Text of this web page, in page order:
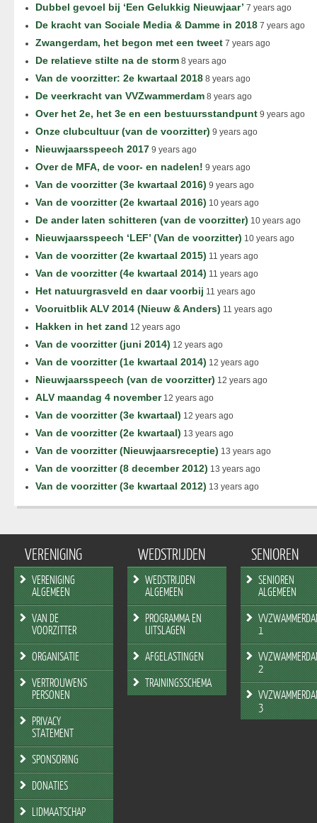
Dubbel gevoel bij ‘Een Gelukkig Nieuwjaar’ 7 years ago
De kracht van Sociale Media & Damme in 2018 7 years ago
Zwangerdam, het begon met een tweet 7 years ago
De relatieve stilte na de storm 8 years ago
Van de voorzitter: 2e kwartaal 2018 8 years ago
De veerkracht van VVZwammerdam 8 years ago
Over het 2e, het 3e en een bestuursstandpunt 9 years ago
Onze clubcultuur (van de voorzitter) 9 years ago
Nieuwjaarsspeech 2017 9 years ago
Over de MFA, de voor- en nadelen! 9 years ago
Van de voorzitter (3e kwartaal 2016) 9 years ago
Van de voorzitter (2e kwartaal 2016) 10 years ago
De ander laten schitteren (van de voorzitter) 10 years ago
Nieuwjaarsspeech ‘LEF’ (Van de voorzitter) 10 years ago
Van de voorzitter (2e kwartaal 2015) 11 years ago
Van de voorzitter (4e kwartaal 2014) 11 years ago
Het natuurgrasveld en daar voorbij 11 years ago
Vooruitblik ALV 2014 (Nieuw & Anders) 11 years ago
Hakken in het zand 12 years ago
Van de voorzitter (juni 2014) 12 years ago
Van de voorzitter (1e kwartaal 2014) 12 years ago
Nieuwjaarsspeech (van de voorzitter) 12 years ago
ALV maandag 4 november12 years ago
Van de voorzitter (3e kwartaal) 12 years ago
Van de voorzitter (2e kwartaal) 13 years ago
Van de voorzitter (Nieuwjaarsreceptie) 13 years ago
Van de voorzitter (8 december 2012) 13 years ago
Van de voorzitter (3e kwartaal 2012) 13 years ago
VERENIGING
VERENIGING
ALGEMEEN
VAN DE
VOORZITTER
ORGANISATIE
VERTROUWENS
PERSONEN
PRIVACY
STATEMENT
SPONSORING
DONATIES
LIDMAATSCHAP
WEDSTRIJDEN
WEDSTRIJDEN
ALGEMEEN
PROGRAMMA EN
UITSLAGEN
AFGELASTINGEN
TRAININGSSCHEMA
SENIOREN
SENIOREN
ALGEMEEN
1
2
3